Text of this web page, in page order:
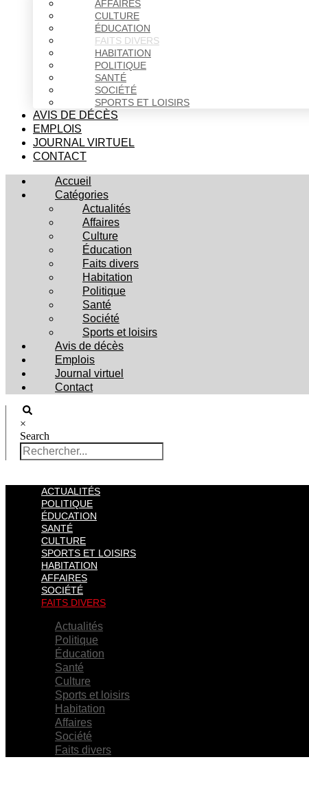
AFFAIRES
CULTURE
ÉDUCATION
FAITS DIVERS
HABITATION
POLITIQUE
SANTÉ
SOCIÉTÉ
SPORTS ET LOISIRS
AVIS DE DÉCÈS
EMPLOIS
JOURNAL VIRTUEL
CONTACT
Accueil
Catégories
Actualités
Affaires
Culture
Éducation
Faits divers
Habitation
Politique
Santé
Société
Sports et loisirs
Avis de décès
Emplois
Journal virtuel
Contact
×
Search
ACTUALITÉS
POLITIQUE
ÉDUCATION
SANTÉ
CULTURE
SPORTS ET LOISIRS
HABITATION
AFFAIRES
SOCIÉTÉ
FAITS DIVERS
Actualités
Politique
Éducation
Santé
Culture
Sports et loisirs
Habitation
Affaires
Société
Faits divers